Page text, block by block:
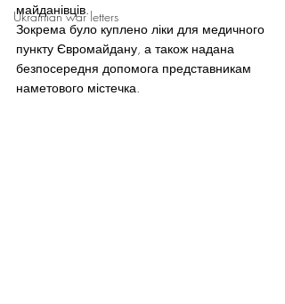
Ukrainian war letters
майданівців.
Зокрема було куплено ліки для медичного
пункту Євромайдану, а також надана
безпосередня допомога представникам
наметового містечка.